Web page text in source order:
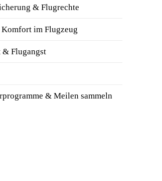
& Flugrechte
im Flugzeug
& Flugangst
& Meilen sammeln